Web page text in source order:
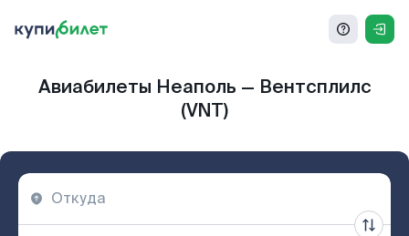
Авиабилеты Неаполь — Вентсплилс
(VNT)